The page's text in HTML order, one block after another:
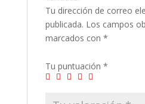
Tu dirección de correo
publicada. Los campos
marcados con *
Tu puntuación *